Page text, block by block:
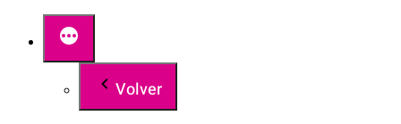
Volver